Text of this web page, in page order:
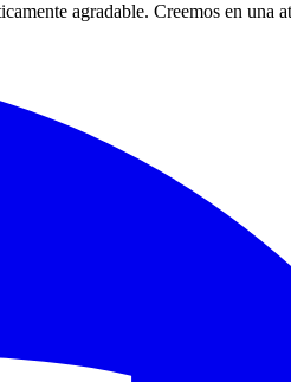
agradable. Creemos en una